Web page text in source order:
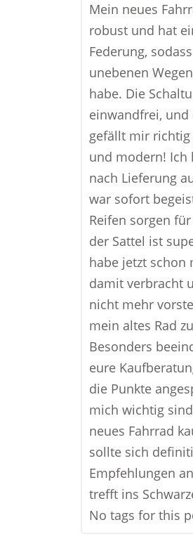
Mein neues
robust und hat
Federung,
unebenen
habe. Die
einwandfrei, und
gefällt mir richtig
und modern! Ich
nach Lieferung
war sofort
Reifen sorgen
der Sattel ist
habe jetzt schon
damit verbracht
nicht mehr
mein altes Rad
Besonders
eure
die Punkte
mich wichtig
neues Fahrrad
sollte sich
Empfehlungen
trefft ins
No tags for this